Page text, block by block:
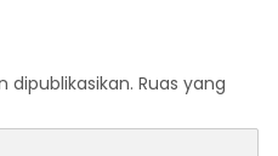
dipublikasikan. Ruas yang